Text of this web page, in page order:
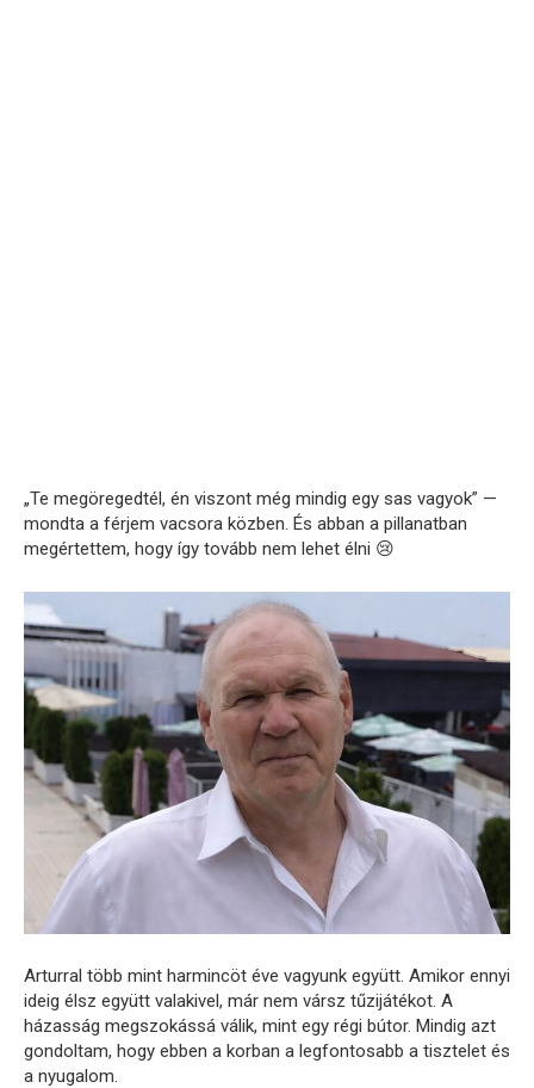
„Te megöregedtél, én viszont még mindig egy sas vagyok” —
mondta a férjem vacsora közben. És abban a pillanatban
megértettem, hogy így tovább nem lehet élni 😢
Arturral több mint harmincöt éve vagyunk együtt. Amikor ennyi
ideig élsz együtt valakivel, már nem vársz tűzijátékot. A
házasság megszokássá válik, mint egy régi bútor. Mindig azt
gondoltam, hogy ebben a korban a legfontosabb a tisztelet és
a nyugalom.